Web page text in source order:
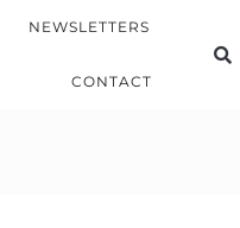
NEWSLETTERS
CONTACT